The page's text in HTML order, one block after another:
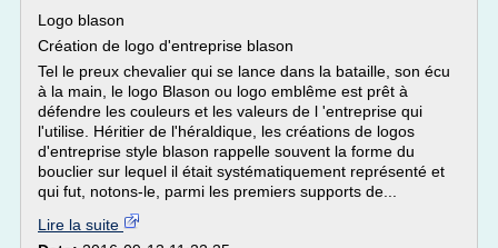
Logo blason
Création de logo d'entreprise blason
Tel le preux chevalier qui se lance dans la bataille, son écu
à la main, le logo Blason ou logo emblême est prêt à
défendre les couleurs et les valeurs de l 'entreprise qui
l'utilise. Héritier de l'héraldique, les créations de logos
d'entreprise style blason rappelle souvent la forme du
bouclier sur lequel il était systématiquement représenté et
qui fut, notons-le, parmi les premiers supports de...
Lire la suite